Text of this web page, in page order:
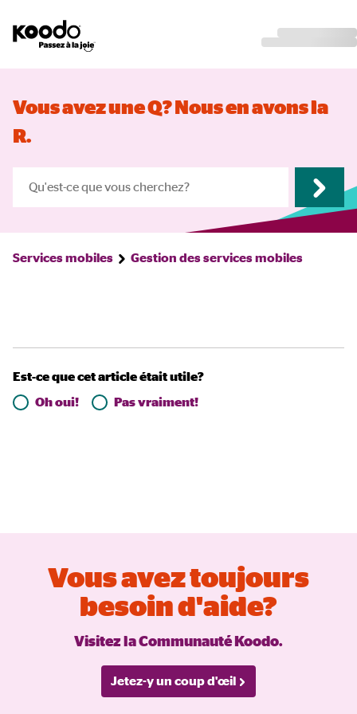
Vous avez une Q? Nous en avons la
R.
Services mobiles Gestion des services mobiles
Est-ce que cet article était utile?
Oh oui!
Pas vraiment!
Vous avez toujours
besoin d'aide?
Visitez la Communauté Koodo.
Jetez-y un coup d'œil